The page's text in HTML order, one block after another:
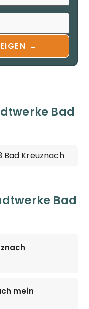
→
Bad
Bad Kreuznach
Bad
mein